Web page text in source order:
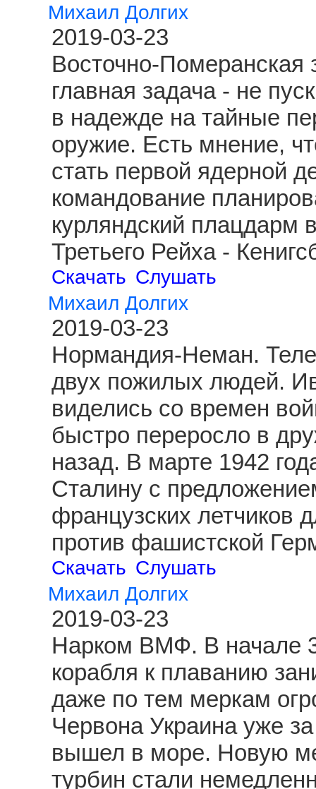
Михаил Долгих
2019-03-23
Восточно-Померанская
главная задача - не
в надежде на тайные
оружие. Есть мнение,
стать первой ядерной
командование
курляндский плацдарм
Третьего Рейха -
Скачать Слушать
Михаил Долгих
2019-03-23
Нормандия-Неман.
двух пожилых людей.
виделись со времен
быстро переросло в
назад. В марте 1942
Сталину с
французских летчиков
против фашистской
Скачать Слушать
Михаил Долгих
2019-03-23
Нарком ВМФ. В начале
корабля к плаванию
даже по тем меркам
Червона Украина уже
вышел в море. Новую
турбин стали